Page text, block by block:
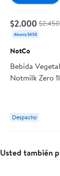
$2.000 $2.450
Ahorra $450
NotCo
Bebida Vegetal
Notmilk Zero 1l
Despacho
Usted también